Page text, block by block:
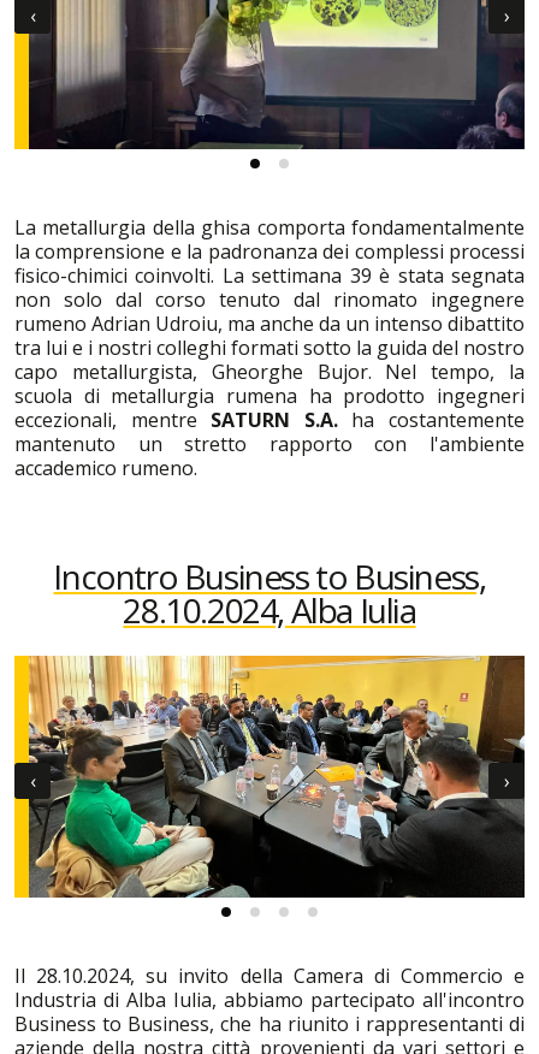
‹ ›
La metallurgia della ghisa comporta fondamentalmente
la comprensione e la padronanza dei complessi processi
fisico-chimici coinvolti. La settimana 39 è stata segnata
non solo dal corso tenuto dal rinomato ingegnere
rumeno Adrian Udroiu, ma anche da un intenso dibattito
tra lui e i nostri colleghi formati sotto la guida del nostro
capo metallurgista, Gheorghe Bujor. Nel tempo, la
scuola di metallurgia rumena ha prodotto ingegneri
eccezionali, mentre SATURN S.A.ha costantemente
mantenuto un stretto rapporto con l'ambiente
accademico rumeno.
Incontro Business to Business,
28.10.2024, Alba Iulia
‹ ›
Il 28.10.2024, su invito della Camera di Commercio e
Industria di Alba Iulia, abbiamo partecipato all'incontro
Business to Business, che ha riunito i rappresentanti di
aziende della nostra città provenienti da vari settori e